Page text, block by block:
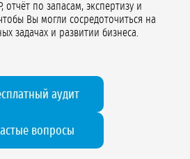
по запасам, экспертизу и
Вы могли сосредоточиться на
задачах и развитии бизнеса.
аудит
вопросы